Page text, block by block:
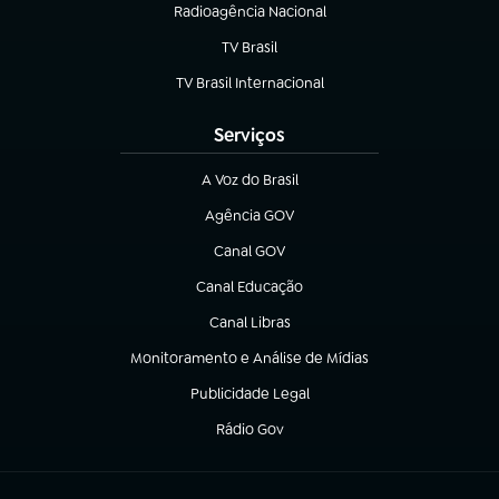
Radioagência Nacional
(abre em nova aba)
TV Brasil
(abre em nova aba)
TV Brasil Internacional
(abre em nova aba)
Serviços
A Voz do Brasil
(abre em nova aba)
Agência GOV
(abre em nova aba)
Canal GOV
(abre em nova aba)
Canal Educação
(abre em nova aba)
Canal Libras
(abre em nova aba)
Monitoramento e Análise de Mídias
(abre em nova aba)
Publicidade Legal
(abre em nova aba)
Rádio Gov
(abre em nova aba)